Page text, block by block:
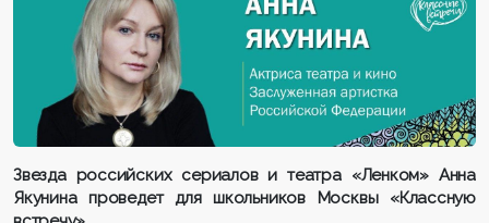
Звезда российских сериалов и театра «Ленком» Анна
Якунина проведет для школьников Москвы «Классную